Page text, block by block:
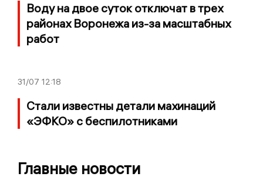
Воду на двое суток отключат в трех
районах Воронежа из-за масштабных
работ
31/07 12:18
Стали известны детали махинаций
«ЭФКО» с беспилотниками
Главные новости